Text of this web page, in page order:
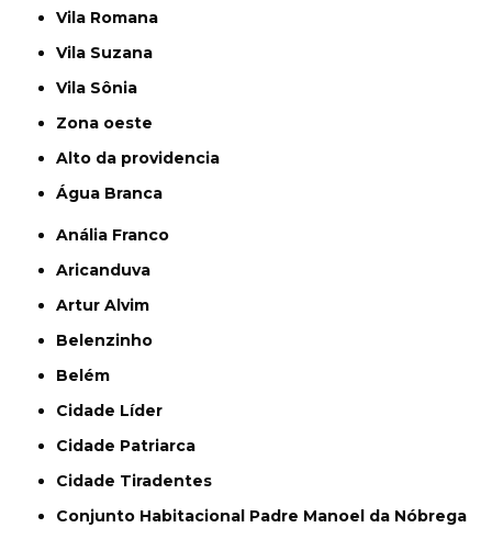
Vila Romana
Vila Suzana
Vila Sônia
Zona oeste
alto da providencia
Água Branca
Anália Franco
Aricanduva
Artur Alvim
Belenzinho
Belém
Cidade Líder
Cidade Patriarca
Cidade Tiradentes
Conjunto Habitacional Padre Manoel da Nóbrega